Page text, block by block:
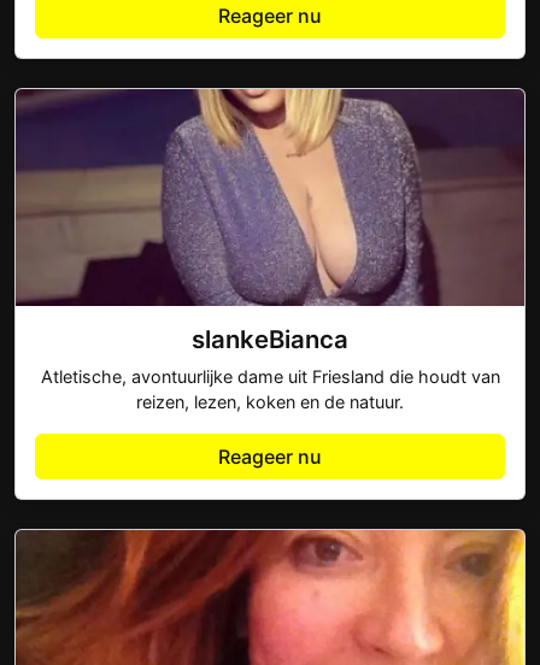
Reageer nu
slankeBianca
Atletische, avontuurlijke dame uit Friesland die houdt van
reizen, lezen, koken en de natuur.
Reageer nu